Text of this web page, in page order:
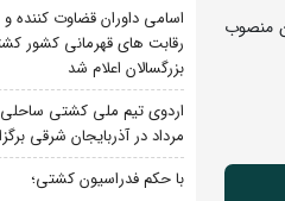
منصوب
اسامی داوران قضاوت کننده و
رقابت های قهرمانی کشور
بزرگسالان اعلام شد
مرداد در آذربایجان شرقی
با حکم فدراسیون کشتی؛